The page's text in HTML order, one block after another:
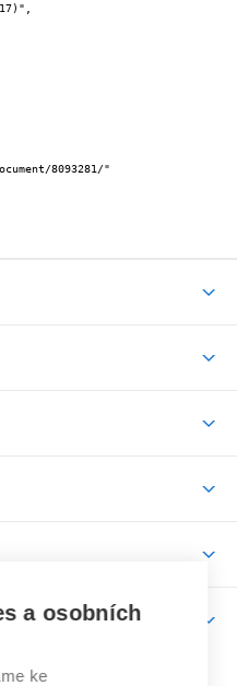
a osobních
ke